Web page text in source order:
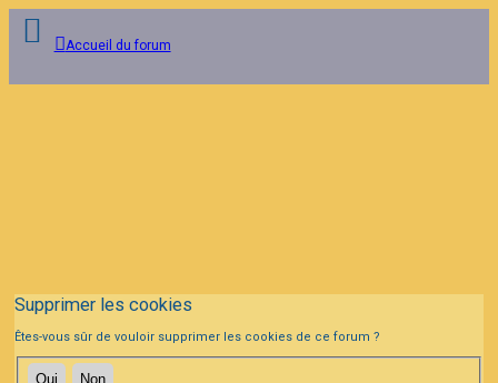
Accueil du forum
Supprimer les cookies
Êtes-vous sûr de vouloir supprimer les cookies de ce forum ?